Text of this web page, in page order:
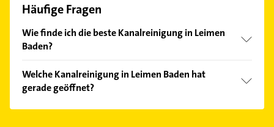
Häufige Fragen
Wie finde ich die beste Kanalreinigung in Leimen
Baden?
Kundenmeinungen und profitieren Sie von den
Empfehlungen. Die Suchergebnisse können Sie sich
einfach nachBewertungensortiert anzeigen lassen.
Welche Kanalreinigung in Leimen Baden hat
gerade geöffnet?
Im Anbieter-Bereich finden Sie alleÖffnungszeiten.